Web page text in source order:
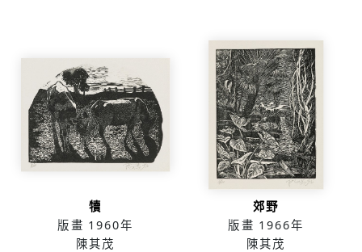
犢
版畫 1960年
陳其茂
郊野
版畫 1966年
陳其茂